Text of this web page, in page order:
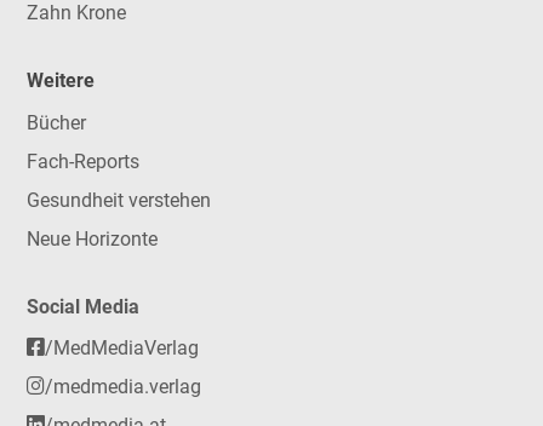
Zahn Krone
Weitere
Bücher
Fach-Reports
Gesundheit verstehen
Neue Horizonte
Social Media
/MedMediaVerlag
/medmedia.verlag